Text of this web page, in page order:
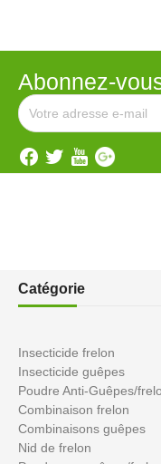
Abonnez-
Catégorie
Insecticide frelon
Insecticide guêpes
Poudre Anti-Guêpes/
Combinaison frelon
Combinaisons guêpes
Nid de frelon